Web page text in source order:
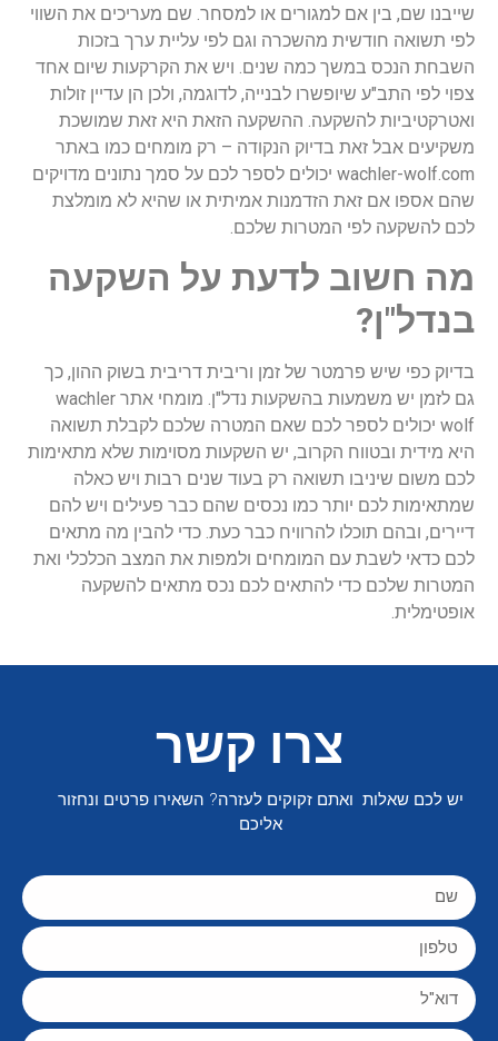
שייבנו שם, בין אם למגורים או למסחר. שם מעריכים את השווי
לפי תשואה חודשית מהשכרה וגם לפי עליית ערך בזכות
השבחת הנכס במשך כמה שנים. ויש את הקרקעות שיום אחד
צפוי לפי התב"ע שיופשרו לבנייה, לדוגמה, ולכן הן עדיין זולות
ואטרקטיביות להשקעה. ההשקעה הזאת היא זאת שמושכת
משקיעים אבל זאת בדיוק הנקודה – רק מומחים כמו באתר
wachler-wolf.com יכולים לספר לכם על סמך נתונים מדויקים
שהם אספו אם זאת הזדמנות אמיתית או שהיא לא מומלצת
לכם להשקעה לפי המטרות שלכם.
מה חשוב לדעת על השקעה
בנדל"ן?
בדיוק כפי שיש פרמטר של זמן וריבית דריבית בשוק ההון, כך
גם לזמן יש משמעות בהשקעות נדל"ן. מומחי אתר wachler
wolf יכולים לספר לכם שאם המטרה שלכם לקבלת תשואה
היא מידית ובטווח הקרוב, יש השקעות מסוימות שלא מתאימות
לכם משום שיניבו תשואה רק בעוד שנים רבות ויש כאלה
שמתאימות לכם יותר כמו נכסים שהם כבר פעילים ויש להם
דיירים, ובהם תוכלו להרוויח כבר כעת. כדי להבין מה מתאים
לכם כדאי לשבת עם המומחים ולמפות את המצב הכלכלי ואת
המטרות שלכם כדי להתאים לכם נכס מתאים להשקעה
אופטימלית.
צרו קשר
יש לכם שאלות ואתם זקוקים לעזרה? השאירו פרטים ונחזור
אליכם